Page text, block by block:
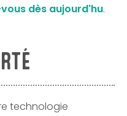
dès aujourd'hu.
technologie